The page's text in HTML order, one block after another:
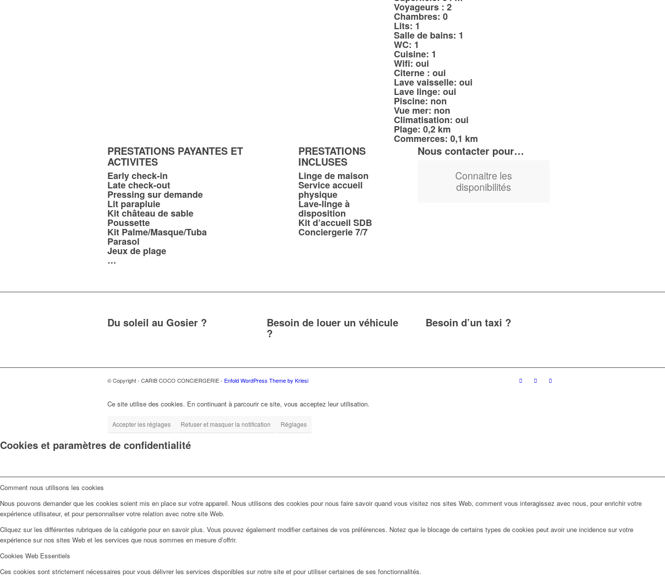
Voyageurs : 2
Chambres: 0
Lits: 1
Salle de bains: 1
WC: 1
Cuisine: 1
Wifi: oui
Citerne : oui
Lave vaisselle: oui
Lave linge: oui
Piscine: non
Vue mer: non
Climatisation: oui
Plage: 0,2 km
Commerces: 0,1 km
PRESTATIONS PAYANTES ET
ACTIVITES
Early check-in
Late check-out
Pressing sur demande
Lit parapluie
Kit château de sable
Poussette
Kit Palme/Masque/Tuba
Parasol
Jeux de plage
…
PRESTATIONS
INCLUSES
Linge de maison
Service accueil
physique
Lave-linge à
disposition
Kit d’accueil SDB
Conciergerie 7/7
Nous contacter pour…
Connaitre les
disponibilités
Du soleil au Gosier ? Besoin de louer un véhicule
?
Besoin d’un taxi ?
© Copyright - CARIB COCO CONCIERGERIE - Enfold WordPress Theme by Kriesi
Ce site utilise des cookies. En continuant à parcourir ce site, vous acceptez leur utilisation.
Accepter les réglages Refuser et masquer la notification Réglages
Cookies et paramètres de confidentialité
Comment nous utilisons les cookies
Nous pouvons demander que les cookies soient mis en place sur votre appareil. Nous utilisons des cookies pour nous faire savoir quand vous visitez nos sites Web, comment vous interagissez avec nous, pour enrichir votre
expérience utilisateur, et pour personnaliser votre relation avec notre site Web.
Cliquez sur les différentes rubriques de la catégorie pour en savoir plus. Vous pouvez également modifier certaines de vos préférences. Notez que le blocage de certains types de cookies peut avoir une incidence sur votre
expérience sur nos sites Web et les services que nous sommes en mesure d’offrir.
Cookies Web Essentiels
Ces cookies sont strictement nécessaires pour vous délivrer les services disponibles sur notre site et pour utiliser certaines de ses fonctionnalités.